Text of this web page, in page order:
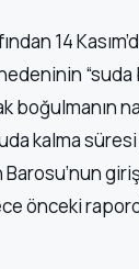
14
“suda
boğulmanın
kalma
Barosu’nun
önceki